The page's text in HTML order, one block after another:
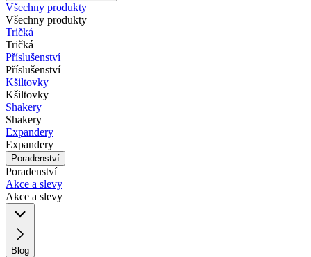
Všechny produkty
Všechny produkty
Tričká
Tričká
Příslušenství
Příslušenství
Kšiltovky
Kšiltovky
Shakery
Shakery
Expandery
Expandery
Poradenství
Poradenství
Akce a slevy
Akce a slevy
Blog